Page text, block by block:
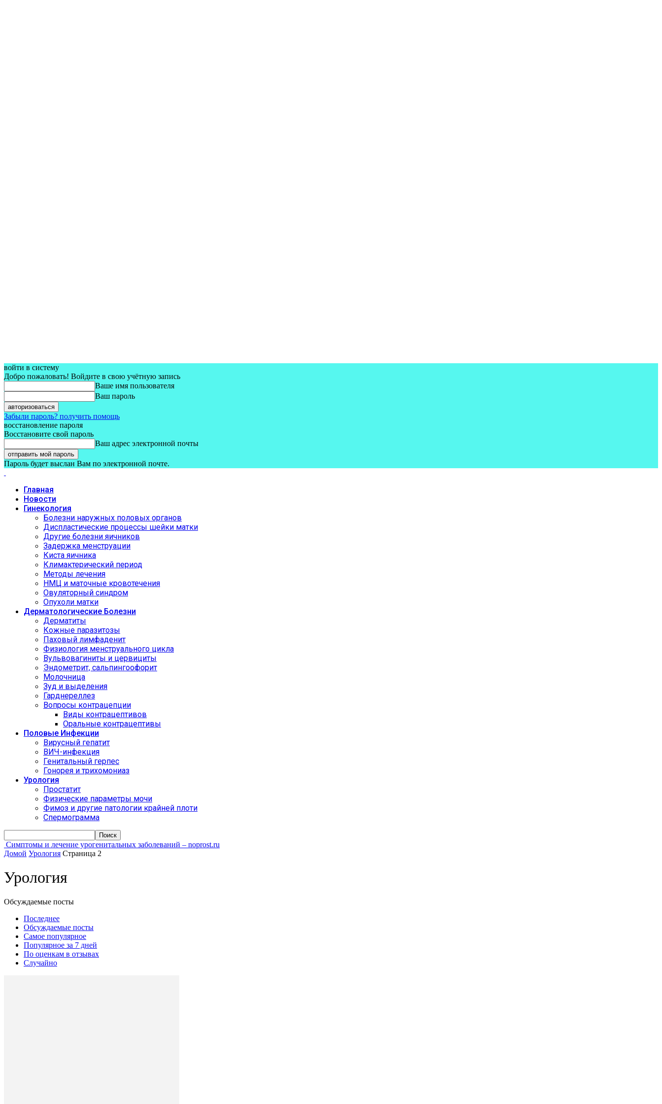
войти в систему
Добро пожаловать! Войдите в свою учётную запись
Ваше имя пользователя
Ваш пароль
Забыли пароль? получить помощь
восстановление пароля
Восстановите свой пароль
Ваш адрес электронной почты
Пароль будет выслан Вам по электронной почте.
Главная
Новости
Гинекология
Болезни наружных половых органов
Диспластические процессы шейки матки
Другие болезни яичников
Задержка менструации
Киста яичника
Климактерический период
Методы лечения
НМЦ и маточные кровотечения
Овуляторный синдром
Опухоли матки
Дерматологические Болезни
Дерматиты
Кожные паразитозы
Паховый лимфаденит
Физиология менструального цикла
Вульвовагиниты и цервициты
Эндометрит, сальпингоофорит
Молочница
Зуд и выделения
Гарднереллез
Вопросы контрацепции
Виды контрацептивов
Оральные контрацептивы
Половые Инфекции
Вирусный гепатит
ВИЧ-инфекция
Генитальный герпес
Гонорея и трихомониаз
Урология
Простатит
Физические параметры мочи
Фимоз и другие патологии крайней плоти
Спермограмма
Симптомы и лечение урогенитальных заболеваний – noprost.ru
Домой Урология Страница 2
Урология
Обсуждаемые посты
Последнее
Обсуждаемые посты
Самое популярное
Популярное за 7 дней
По оценкам в отзывах
Случайно